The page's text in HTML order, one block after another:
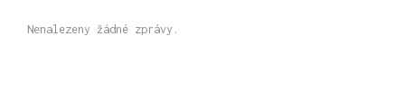
Nenalezeny žádné zprávy.